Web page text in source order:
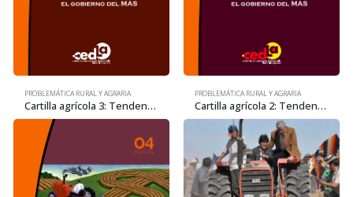
PROBLEMÁTICA RURAL Y AGRARIA
Cartilla agrícola 3: Tendencias de la agricultura en la región de los Valles
PROBLEMÁTICA RURAL Y AGRARIA
Cartilla agrícola 2: Tendencias de la agricultura en la región del Altiplano